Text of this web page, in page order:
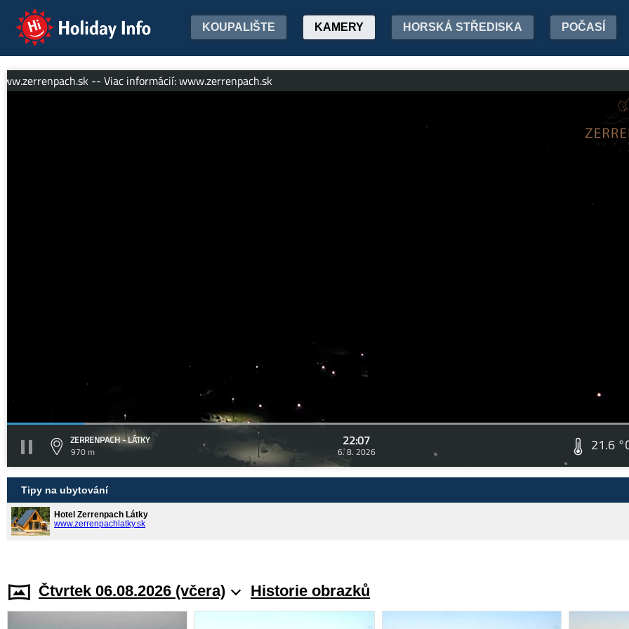
Holiday Info KOUPALIŠTE KAMERY HORSKÁ STŘEDISKA POČASÍ
-- Viac informácií: www.zerrenpach.sk
ZERRENPACH - LÁTKY
970 m
22:07
6. 8. 2026 21.6
Tipy na ubytování
Hotel Zerrenpach Látky
www.zerrenpachlatky.sk
Čtvrtek 06.08.2026 (včera) Historie obrazků